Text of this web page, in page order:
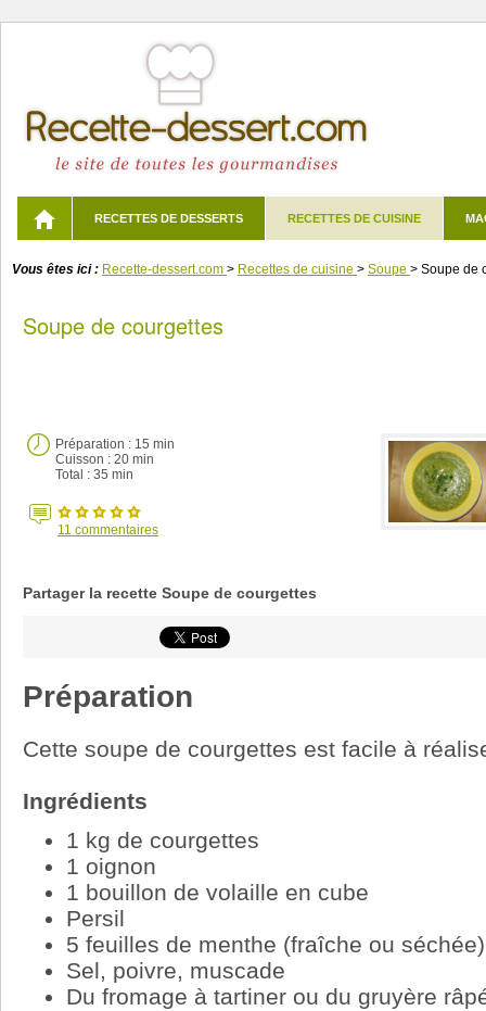
RECETTES DE DESSERTS RECETTES DE CUISINE
Vous êtes ici : Recette-dessert.com > Recettes de cuisine > Soupe > Soupe de
Soupe de courgettes
Préparation : 15 min
Cuisson : 20 min
Total : 35 min
11 commentaires
Partager la recette Soupe de courgettes
Préparation
Cette soupe de courgettes est facile à
Ingrédients
1 kg de courgettes
1 oignon
1 bouillon de volaille en cube
Persil
5 feuilles de menthe (fraîche ou séchée)
Sel, poivre, muscade
Du fromage à tartiner ou du gruyère